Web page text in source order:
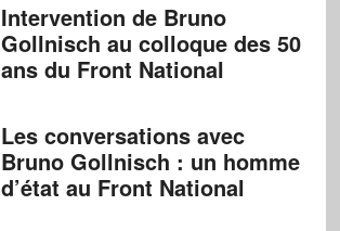
Intervention de Bruno
Gollnisch au colloque des 50
ans du Front National
Les conversations avec
Bruno Gollnisch : un homme
d’état au Front National